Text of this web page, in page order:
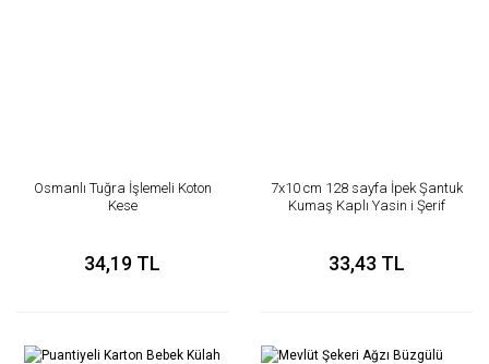
Osmanlı Tuğra İşlemeli Koton
Kese
34,19 TL
7x10 cm 128 sayfa İpek Şantuk
Kumaş Kaplı Yasin i Şerif
33,43 TL